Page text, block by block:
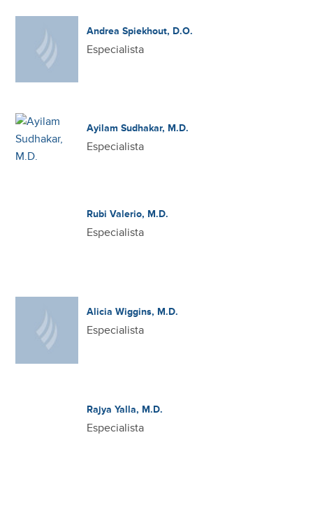
Andrea Spiekhout, D.O.
Especialista
Ayilam Sudhakar, M.D.
Especialista
Rubi Valerio, M.D.
Especialista
Alicia Wiggins, M.D.
Especialista
Rajya Yalla, M.D.
Especialista